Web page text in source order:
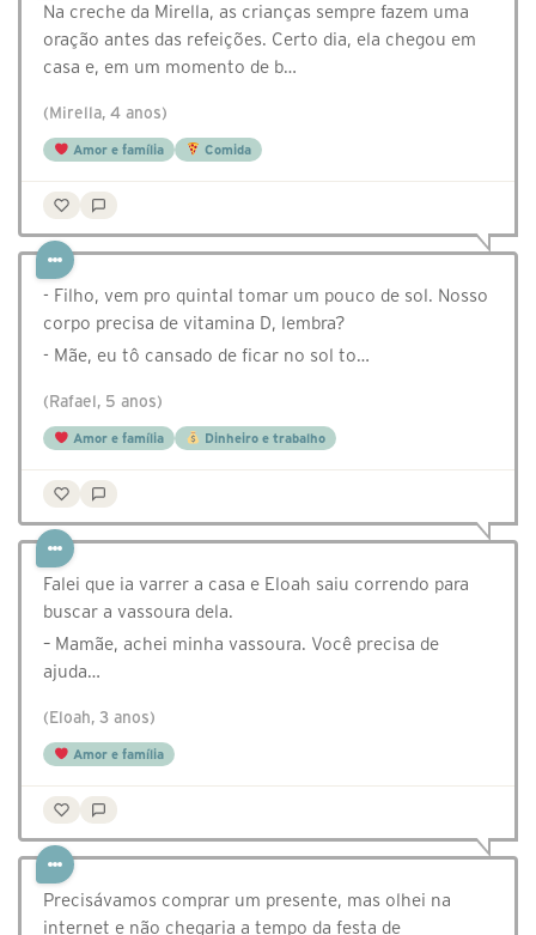
Na creche da Mirella, as crianças sempre fazem uma
oração antes das refeições. Certo dia, ela chegou em
casa e, em um momento de b…
(Mirella, 4 anos)
Amor e família Comida
- Filho, vem pro quintal tomar um pouco de sol. Nosso
corpo precisa de vitamina D, lembra?
- Mãe, eu tô cansado de ficar no sol to…
(Rafael, 5 anos)
Amor e família Dinheiro e trabalho
Falei que ia varrer a casa e Eloah saiu correndo para
buscar a vassoura dela.
– Mamãe, achei minha vassoura. Você precisa de
ajuda…
(Eloah, 3 anos)
Amor e família
Precisávamos comprar um presente, mas olhei na
internet e não chegaria a tempo da festa de